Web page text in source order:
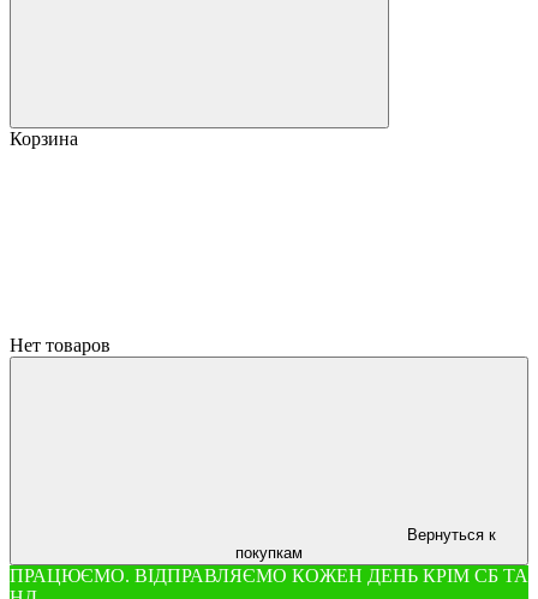
Корзина
Нет товаров
Вернуться к
покупкам
ПРАЦЮЄМО. ВІДПРАВЛЯЄМО КОЖЕН ДЕНЬ КРІМ СБ ТА